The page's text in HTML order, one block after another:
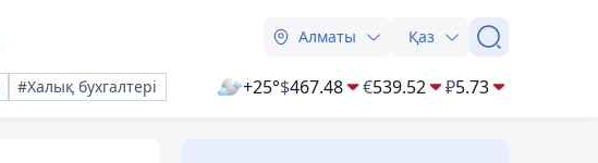
Алматы Қаз
#Халық бухгалтері +25°$467.48 €539.52 ₽5.73